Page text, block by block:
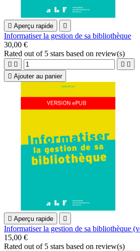
 Aperçu rapide 
Informatiser la gestion de sa bibliothèque
30,00 €
Rated out of 5 stars based on review(s)
   
 Ajouter au panier
 Aperçu rapide 
Informatiser la gestion de sa bibliothèque
15,00 €
Rated out of 5 stars based on review(s)